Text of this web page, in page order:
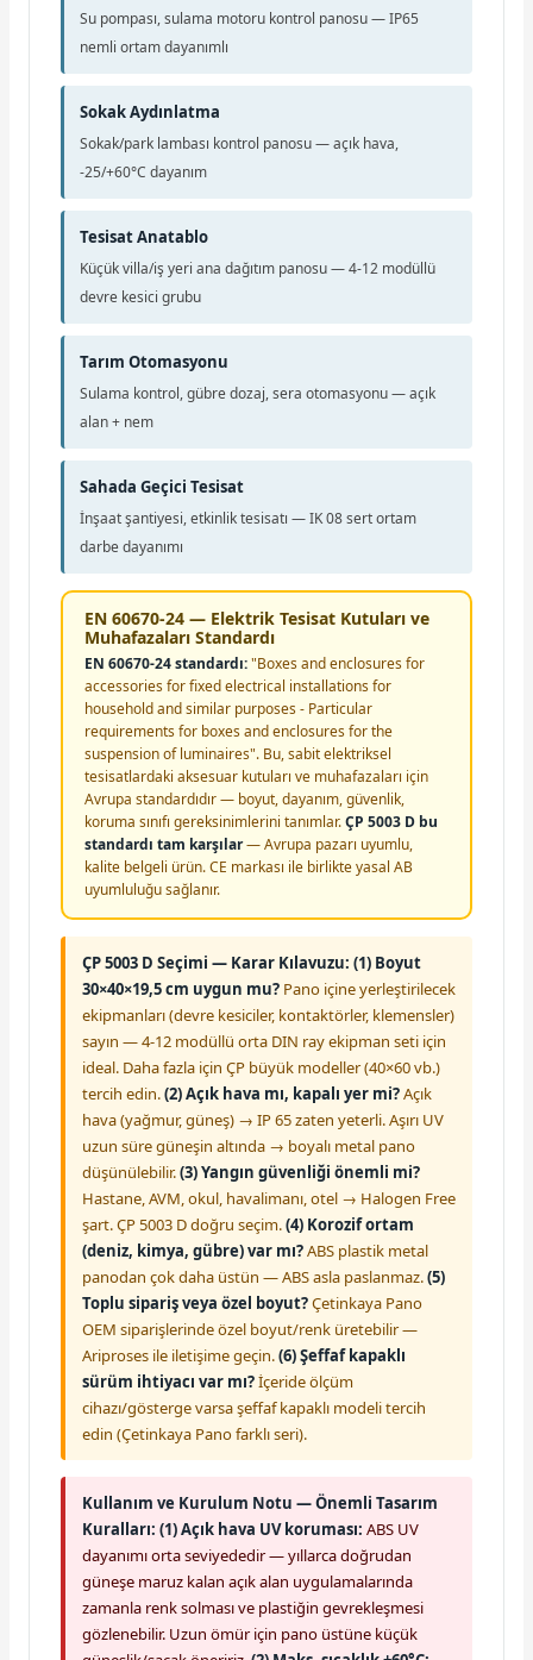
Su pompası, sulama motoru kontrol panosu — IP65
nemli ortam dayanımlı
Sokak Aydınlatma
Sokak/park lambası kontrol panosu — açık hava,
-25/+60°C dayanım
Tesisat Anatablo
Küçük villa/iş yeri ana dağıtım panosu — 4-12 modüllü
devre kesici grubu
Tarım Otomasyonu
Sulama kontrol, gübre dozaj, sera otomasyonu — açık
alan + nem
Sahada Geçici Tesisat
İnşaat şantiyesi, etkinlik tesisatı — IK 08 sert ortam
darbe dayanımı
EN 60670-24 — Elektrik Tesisat Kutuları ve
Muhafazaları Standardı
EN 60670-24 standardı:"Boxes and enclosures for
accessories for fixed electrical installations for
household and similar purposes - Particular
requirements for boxes and enclosures for the
suspension of luminaires". Bu, sabit elektriksel
tesisatlardaki aksesuar kutuları ve muhafazaları için
Avrupa standardıdır — boyut, dayanım, güvenlik,
koruma sınıfı gereksinimlerini tanımlar.ÇP 5003 D bu
standardı tam karşılar— Avrupa pazarı uyumlu,
kalite belgeli ürün. CE markası ile birlikte yasal AB
uyumluluğu sağlanır.
ÇP 5003 D Seçimi — Karar Kılavuzu: (1) Boyut
30×40×19,5 cm uygun mu? Pano içine yerleştirilecek
ekipmanları (devre kesiciler, kontaktörler, klemensler)
sayın — 4-12 modüllü orta DIN ray ekipman seti için
ideal. Daha fazla için ÇP büyük modeller (40×60 vb.)
tercih edin.(2) Açık hava mı, kapalı yer mi?Açık
hava (yağmur, güneş) → IP 65 zaten yeterli. Aşırı UV
uzun süre güneşin altında → boyalı metal pano
düşünülebilir.(3) Yangın güvenliği önemli mi?
Hastane, AVM, okul, havalimanı, otel → Halogen Free
şart. ÇP 5003 D doğru seçim.(4) Korozif ortam
(deniz, kimya, gübre) var mı?ABS plastik metal
panodan çok daha üstün — ABS asla paslanmaz.(5)
Toplu sipariş veya özel boyut?Çetinkaya Pano
OEM siparişlerinde özel boyut/renk üretebilir —
Ariproses ile iletişime geçin.(6) Şeffaf kapaklı
sürüm ihtiyacı var mı?İçeride ölçüm
cihazı/gösterge varsa şeffaf kapaklı modeli tercih
edin (Çetinkaya Pano farklı seri).
Kullanım ve Kurulum Notu — Önemli Tasarım
Kuralları: (1) Açık hava UV koruması: ABS UV
dayanımı orta seviyededir — yıllarca doğrudan
güneşe maruz kalan açık alan uygulamalarında
zamanla renk solması ve plastiğin gevrekleşmesi
gözlenebilir. Uzun ömür için pano üstüne küçük